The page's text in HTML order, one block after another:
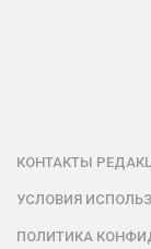
КОНТАКТЫ
УСЛОВИЯ
ПОЛИТИКА